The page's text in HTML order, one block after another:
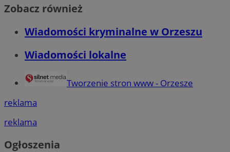
Zobacz również
Wiadomości kryminalne w Orzeszu
Wiadomości lokalne
Tworzenie stron www - Orzesze
reklama
reklama
Ogłoszenia